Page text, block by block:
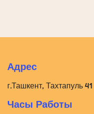
Адрес
г.Ташкент, Тахтапуль 41
Часы Работы